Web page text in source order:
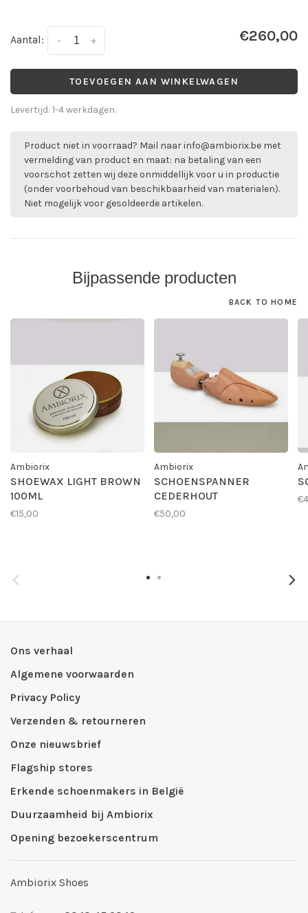
Aantal: +
- €260,00
TOEVOEGEN AAN WINKELWAGEN
Levertijd: 1-4 werkdagen.
Product niet in voorraad? Mail naarinfo@ambiorix.be met
vermelding van product en maat: na betaling van een
voorschot zetten wij deze onmiddellijk voor u in productie
(onder voorbehoud van beschikbaarheid van materialen).
Niet mogelijk voor gesoldeerde artikelen.
Bijpassende producten
BACK TO HOME
Ambiorix
SHOEWAX LIGHT BROWN
100ML
€15,00
Ambiorix
SCHOENSPANNER
CEDERHOUT
€50,00
Ons verhaal
Algemene voorwaarden
Privacy Policy
Verzenden & retourneren
Onze nieuwsbrief
Flagship stores
Erkende schoenmakers in België
Duurzaamheid bij Ambiorix
Opening bezoekerscentrum
Ambiorix Shoes